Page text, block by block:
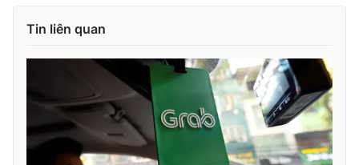
Email: toasoan@vtv.vn
Tin liên quan